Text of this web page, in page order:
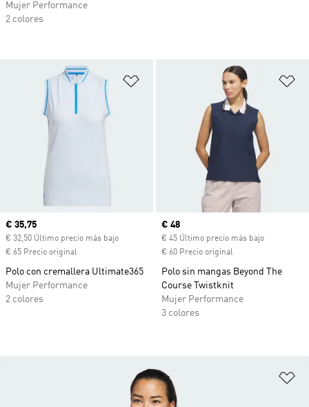
Añadir a la lista de deseos
Precio actual
€ 35,75
€ 32,50 Último precio más bajo
€ 65 Precio original
Polo con cremallera Ultimate365
Mujer Performance
2 colores
Precio actual
€ 48
€ 45 Último precio más bajo
€ 60 Precio original
Polo sin mangas Beyond The
Course Twistknit
Mujer Performance
3 colores
Mujer Performance
2 colores